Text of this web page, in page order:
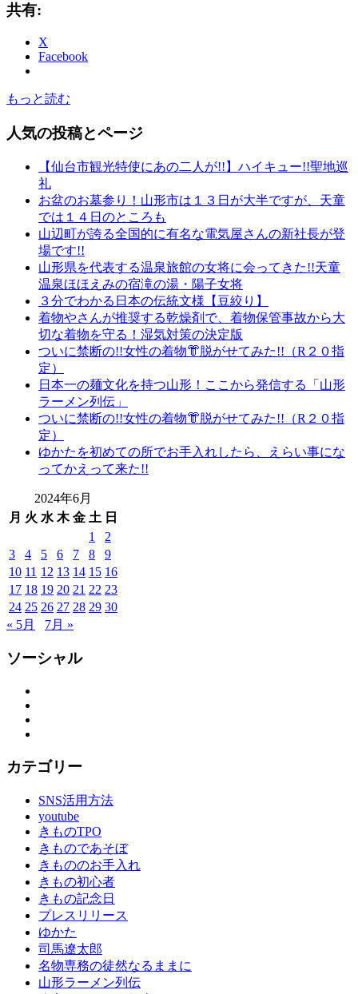
共有:
X
Facebook
もっと読む
人気の投稿とページ
【仙台市観光特使にあの二人が!!】ハイキュー!!聖地巡
礼
お盆のお墓参り！山形市は１３日が大半ですが、天童
では１４日のところも
山辺町が誇る全国的に有名な電気屋さんの新社長が登
場です!!
山形県を代表する温泉旅館の女将に会ってきた!!天童
温泉ほほえみの宿滝の湯・陽子女将
３分でわかる日本の伝統文様【豆絞り】
着物やさんが推奨する乾燥剤で、着物保管事故から大
切な着物を守る！湿気対策の決定版
ついに禁断の!!女性の着物👘脱がせてみた!!（R２０指
定）
日本一の麺文化を持つ山形！ここから発信する「山形
ラーメン列伝」
ついに禁断の!!女性の着物👘脱がせてみた!!（R２０指
定）
ゆかたを初めての所でお手入れしたら、えらい事にな
ってかえって来た!!
2024年6月
月 火 水 木 金 土 日
1
2
3
4 5 6 7 8
9
10 11 12 13 14 15 16
17 18 19 20 21 22 23
24 25 26 27 28 29 30
« 5月
7月 »
ソーシャル
カテゴリー
SNS活用方法
youtube
きものTPO
きものであそぼ
きもののお手入れ
きもの初心者
きもの記念日
プレスリリース
ゆかた
司馬遼太郎
名物専務の徒然なるままに
山形ラーメン列伝